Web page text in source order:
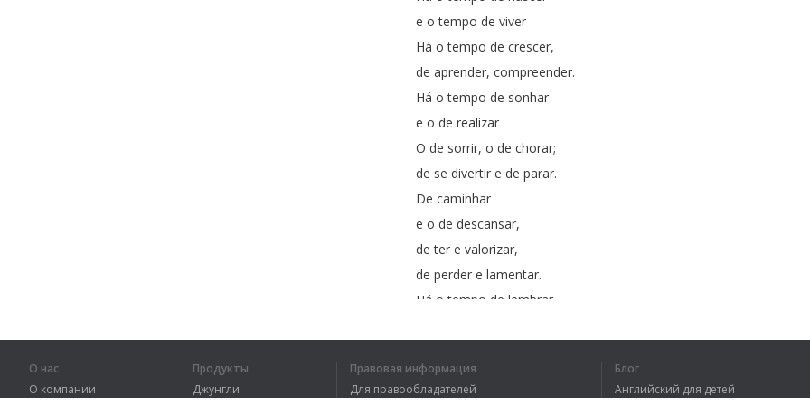
e o tempo de viver
Há o tempo de crescer,
de aprender, compreender.
Há o tempo de sonhar
e o de realizar
O de sorrir, o de chorar;
de se divertir e de parar.
De caminhar
e o de descansar,
de ter e valorizar,
de perder e lamentar.
Há o tempo de lembrar
o de querer
O tempo em que se vai
О нас
О компании
Продукты
Джунгли
Правовая информация
Для правообладателей
Блог
Английский для детей